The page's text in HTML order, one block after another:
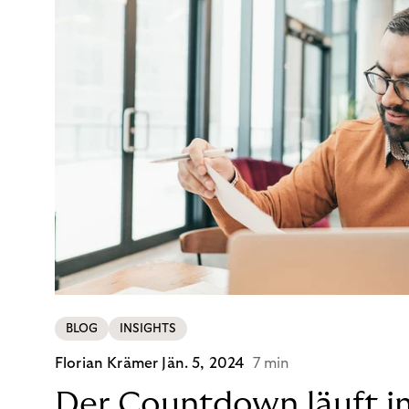
BLOG INSIGHTS
Florian Krämer Jän. 5, 2024 7 min